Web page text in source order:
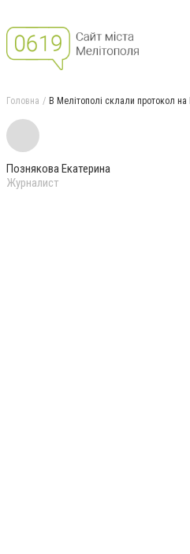
Головна В Мелітополі склали протокол
Познякова Екатерина
Журналист